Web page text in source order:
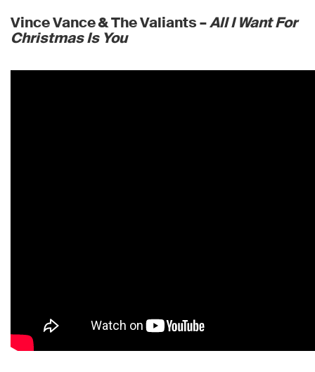
Vince Vance & The Valiants –All I Want For
Christmas Is You